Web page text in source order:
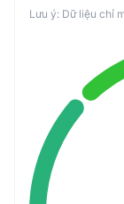
Lưu ý: Dữ liệu chỉ